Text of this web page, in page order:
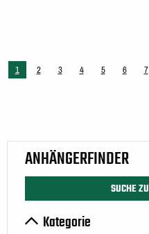
Aktuelle
Seite
1 Seite
2 Seite
3 Seite
4 Seite
5 Seite
6 7
ANHÄNGERFINDER
SUCHE
Kategorie